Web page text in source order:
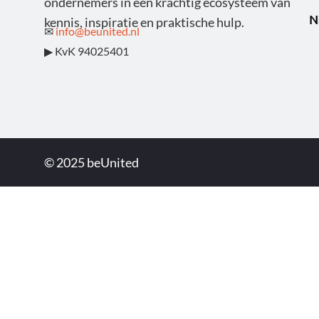
kennis, inspiratie en praktische hulp.
✉info@beunited.nl
▶ KvK 94025401
© 2025 beUnited